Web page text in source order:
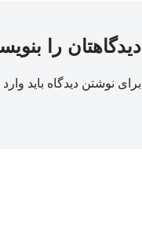
دیدگاهتان را
برای نوشتن دیدگاه باید